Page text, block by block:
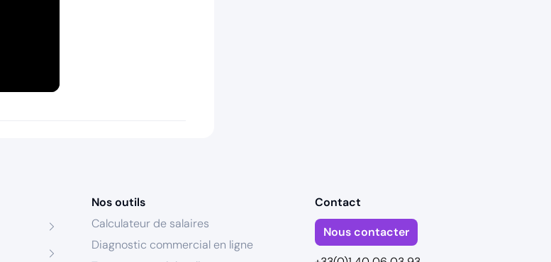
Nos outils
Calculateur de salaires
Diagnostic commercial en ligne
Contact
Nous contacter